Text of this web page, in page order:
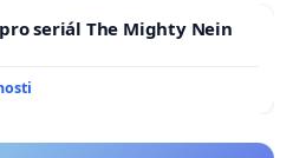
seriál The Mighty Nein